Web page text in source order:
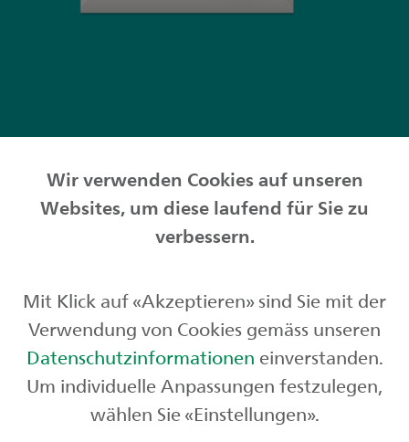
Privatkunden
Börse und Märkte
Über uns
Wir verwenden Cookies auf unseren
Websites, um diese laufend für Sie zu
verbessern.
Mit Klick auf «Akzeptieren» sind Sie mit der
Verwendung von Cookies gemäss unseren
Datenschutzinformationen einverstanden.
Um individuelle Anpassungen festzulegen,
wählen Sie «Einstellungen».